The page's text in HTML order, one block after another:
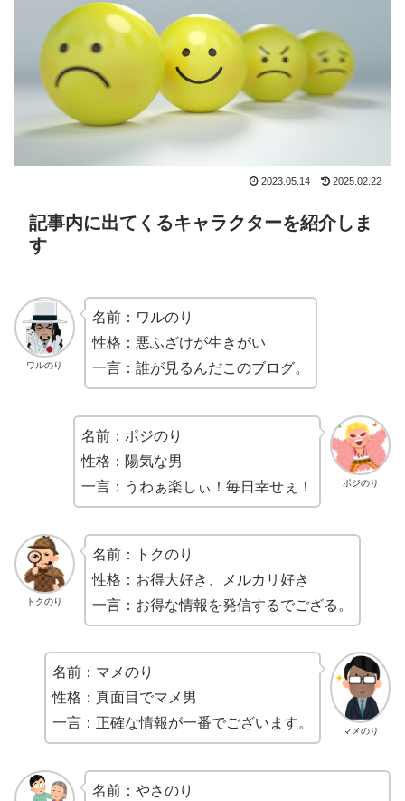
2023.05.14 2025.02.22
記事内に出てくるキャラクターを紹介しま
す
ワルのり
名前：ワルのり
性格：悪ふざけが生きがい
一言：誰が見るんだこのブログ。
ポジのり
名前：ポジのり
性格：陽気な男
一言：うわぁ楽しぃ！毎日幸せぇ！
トクのり
名前：トクのり
性格：お得大好き、メルカリ好き
一言：お得な情報を発信するでござる。
マメのり
名前：マメのり
性格：真面目でマメ男
一言：正確な情報が一番でございます。
名前：やさのり